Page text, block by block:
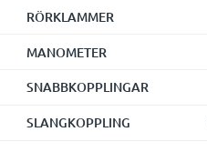
RÖRKLAMMER
MANOMETER
SNABBKOPPLINGAR
SLANGKOPPLING